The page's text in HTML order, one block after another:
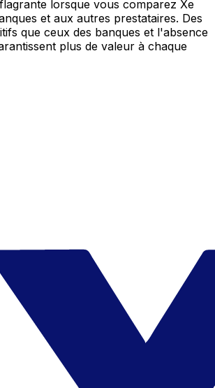
lorsque vous comparez Xe
et aux autres prestataires. Des
que ceux des banques et l'absence
plus de valeur à chaque